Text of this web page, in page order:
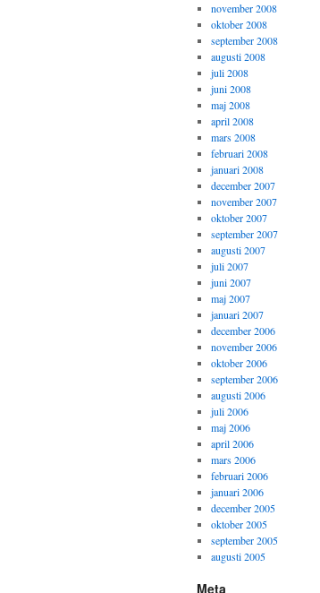
november 2008
oktober 2008
september 2008
augusti 2008
juli 2008
juni 2008
maj 2008
april 2008
mars 2008
februari 2008
januari 2008
december 2007
november 2007
oktober 2007
september 2007
augusti 2007
juli 2007
juni 2007
maj 2007
januari 2007
december 2006
november 2006
oktober 2006
september 2006
augusti 2006
juli 2006
maj 2006
april 2006
mars 2006
februari 2006
januari 2006
december 2005
oktober 2005
september 2005
augusti 2005
Meta